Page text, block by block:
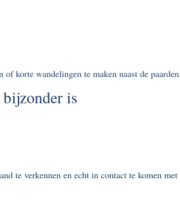
korte wandelingen te maken naast de
is
te verkennen en echt in contact te komen